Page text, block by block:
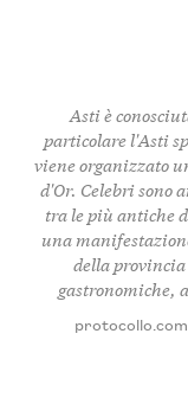
Asti è
particolare l'Asti
viene organizzato
d'Or. Celebri sono
tra le più antiche
una
della
gastronomiche,